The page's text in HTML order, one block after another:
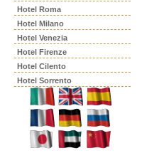
Hotel Roma
Hotel Milano
Hotel Venezia
Hotel Firenze
Hotel Cilento
Hotel Sorrento